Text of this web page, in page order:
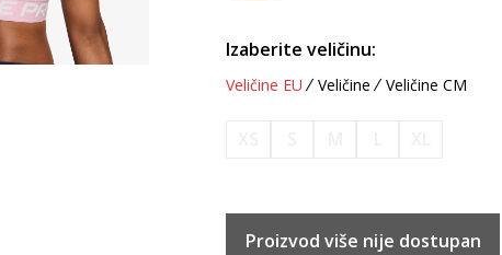
Izaberite veličinu:
Veličine EU Veličine Veličine CM
Proizvod više nije dostupan